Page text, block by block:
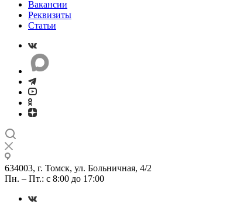
Вакансии
Реквизиты
Статьи
634003, г. Томск, ул. Больничная, 4/2
Пн. – Пт.: с 8:00 до 17:00